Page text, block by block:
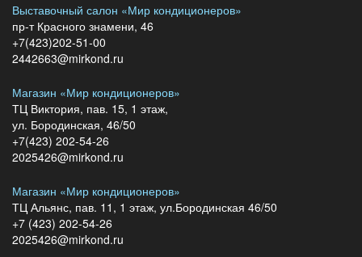
Выставочный салон «Мир кондиционеров»
пр-т Красного знамени, 46
+7(423)202-51-00
2442663@mirkond.ru
Магазин «Мир кондиционеров»
ТЦ Виктория, пав. 15, 1 этаж,
ул. Бородинская, 46/50
+7(423) 202-54-26
2025426@mirkond.ru
Магазин «Мир кондиционеров»
ТЦ Альянс, пав. 11, 1 этаж, ул.Бородинская 46/50
+7 (423) 202-54-26
2025426@mirkond.ru